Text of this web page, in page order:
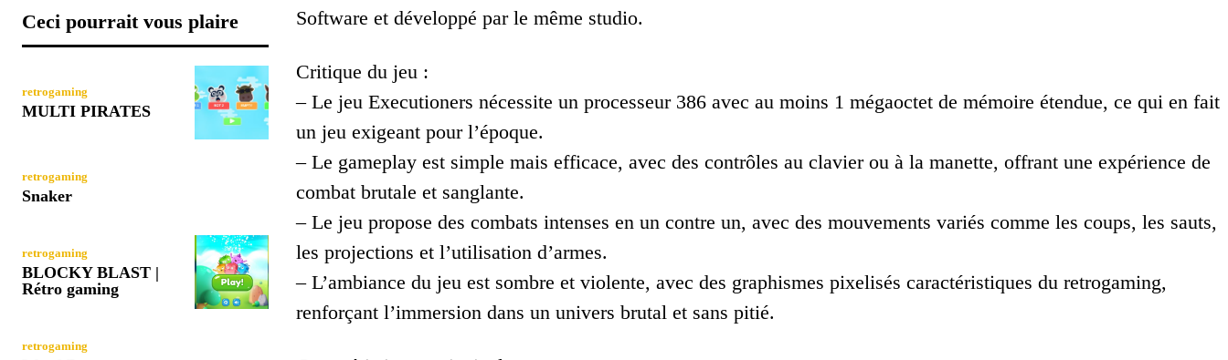
Ceci pourrait vous plaire
retrogaming
MULTI PIRATES
retrogaming
Snaker
retrogaming
BLOCKY BLAST |
Rétro gaming
retrogaming
Software et développé par le même studio.
Critique du jeu :
– Le jeu Executioners nécessite un processeur 386 avec au moins 1 mégaoctet de mémoire étendue, ce qui en fait
un jeu exigeant pour l’époque.
– Le gameplay est simple mais efficace, avec des contrôles au clavier ou à la manette, offrant une expérience de
combat brutale et sanglante.
– Le jeu propose des combats intenses en un contre un, avec des mouvements variés comme les coups, les sauts,
les projections et l’utilisation d’armes.
– L’ambiance du jeu est sombre et violente, avec des graphismes pixelisés caractéristiques du retrogaming,
renforçant l’immersion dans un univers brutal et sans pitié.